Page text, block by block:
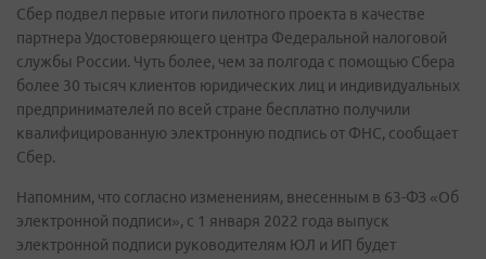
Сбер подвел первые итоги пилотного проекта в качестве
партнера Удостоверяющего центра Федеральной налоговой
службы России. Чуть более, чем за полгода с помощью Сбера
более 30 тысяч клиентов юридических лиц и индивидуальных
предпринимателей по всей стране бесплатно получили
квалифицированную электронную подпись от ФНС, сообщает
Сбер.
Напомним, что согласно изменениям, внесенным в 63-ФЗ «Об
электронной подписи», с 1 января 2022 года выпуск
электронной подписи руководителям ЮЛ и ИП будет